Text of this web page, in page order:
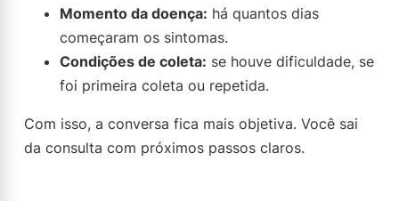
Momento da doença: há quantos dias
começaram os sintomas.
Condições de coleta: se houve dificuldade, se
foi primeira coleta ou repetida.
Com isso, a conversa fica mais objetiva. Você sai
da consulta com próximos passos claros.